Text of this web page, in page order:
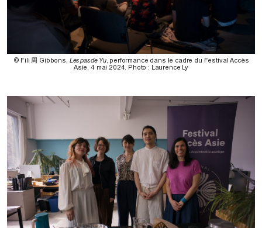
© Fili 周 Gibbons, Les pas de Yu, performance dans le cadre du Festival Accès
Asie, 4 mai 2024. Photo : Laurence Ly